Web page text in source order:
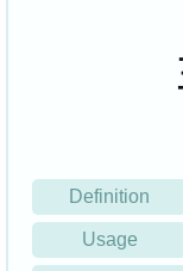
Definition
Usage